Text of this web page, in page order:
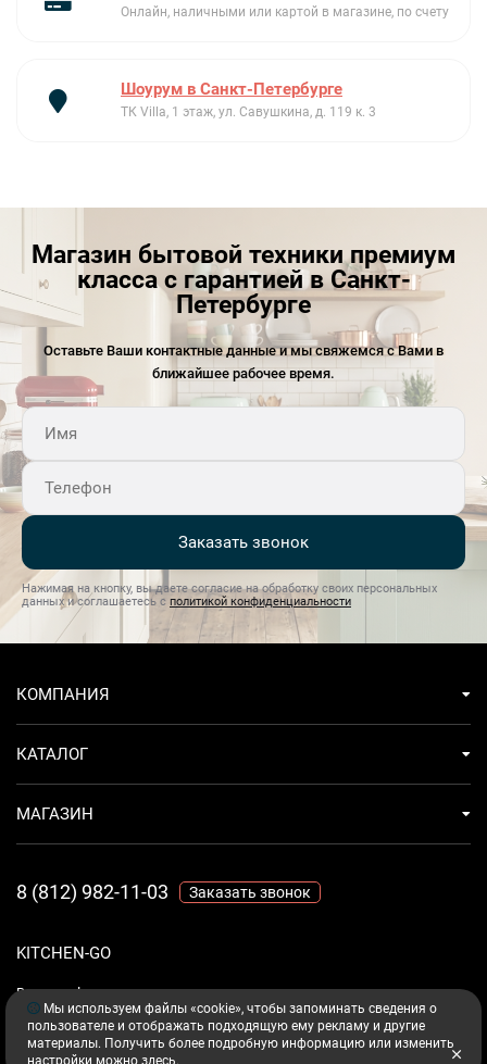
Онлайн, наличными или картой в магазине, по счету
Шоурум в Санкт-Петербурге
ТК Villa, 1 этаж, ул. Савушкина, д. 119 к. 3
Магазин бытовой техники премиум
класса с гарантией в Санкт-
Петербурге
Оставьте Ваши контактные данные и мы свяжемся с Вами в
ближайшее рабочее время.
Заказать звонок
Нажимая на кнопку, вы даете согласие на обработку своих персональных
данных и соглашаетесь с политикой конфиденциальности
KITCHEN-GO
Ваш комфорт - дело техники.
КОМПАНИЯ
КАТАЛОГ
МАГАЗИН
8 (812) 982-11-03 Заказать звонок
Мы используем файлы «cookie», чтобы запоминать сведения о
пользователе и отображать подходящую ему рекламу и другие
материалы. Получить более подробную информацию или изменить
настройки можно здесь.